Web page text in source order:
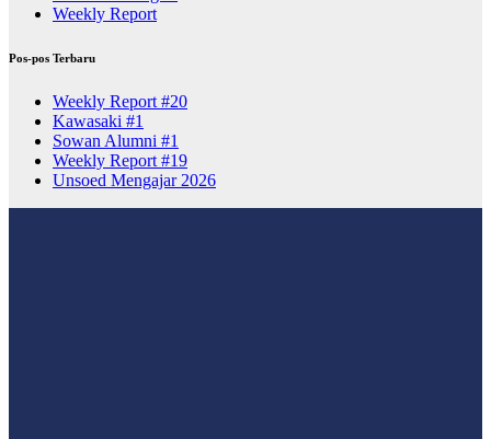
Weekly Report
Pos-pos Terbaru
Weekly Report #20
Kawasaki #1
Sowan Alumni #1
Weekly Report #19
Unsoed Mengajar 2026